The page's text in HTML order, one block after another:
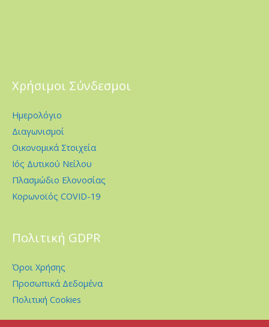
Χρήσιμοι Σύνδεσμοι
Ημερολόγιο
Διαγωνισμοί
Οικονομικά Στοιχεία
Ιός Δυτικού Νείλου
Πλασμώδιο Ελονοσίας
Κορωνοϊός COVID-19
Πολιτική GDPR
Όροι Χρήσης
Προσωπικά Δεδομένα
Πολιτική Cookies